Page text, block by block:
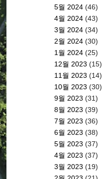
5월 2024 (46)
4월 2024 (43)
3월 2024 (34)
2월 2024 (30)
1월 2024 (25)
12월 2023 (15)
11월 2023 (14)
10월 2023 (30)
9월 2023 (31)
8월 2023 (39)
7월 2023 (36)
6월 2023 (38)
5월 2023 (37)
4월 2023 (37)
3월 2023 (19)